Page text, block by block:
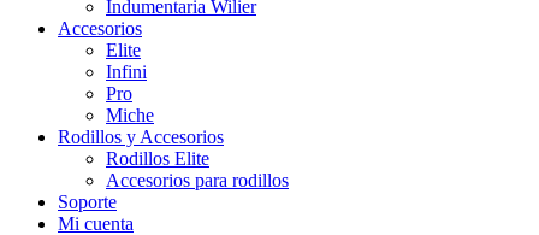
Indumentaria Wilier
Accesorios
Elite
Infini
Pro
Miche
Rodillos y Accesorios
Rodillos Elite
Accesorios para rodillos
Soporte
Mi cuenta